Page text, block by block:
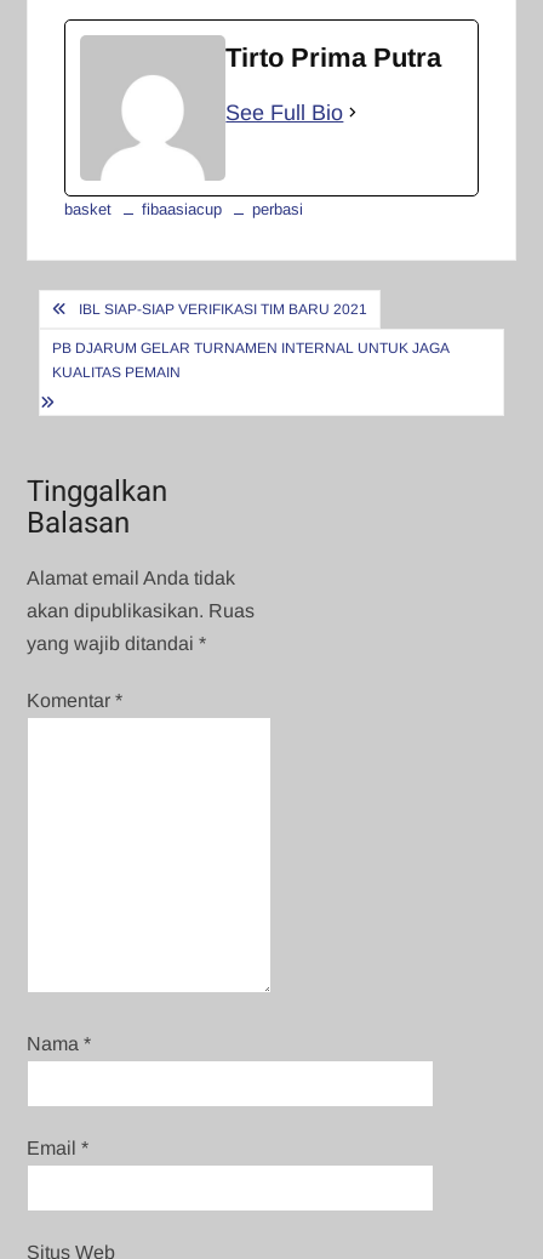
Tirto Prima Putra
See Full Bio
basket fibaasiacup perbasi
Navigasi
pos
IBL SIAP-SIAP VERIFIKASI TIM BARU 2021
PB DJARUM GELAR TURNAMEN INTERNAL UNTUK JAGA
KUALITAS PEMAIN
Tinggalkan
Balasan
Alamat email Anda tidak
akan dipublikasikan. Ruas
yang wajib ditandai*
Komentar*
Nama*
Email*
Situs Web